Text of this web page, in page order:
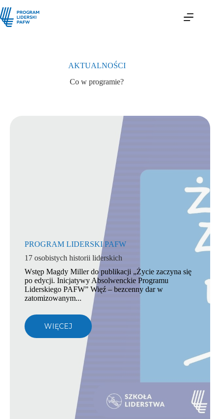
AKTUALNOŚCI
Co w programie?
PROGRAM LIDERSKI PAFW
17 osobistych historii liderskich
Wstęp Magdy Miller do publikacji „Życie zaczyna się
po edycji. Inicjatywy Absolwenckie Programu
Liderskiego PAFW” Więź – bezcenny dar w
zatomizowanym...
WIĘCEJ